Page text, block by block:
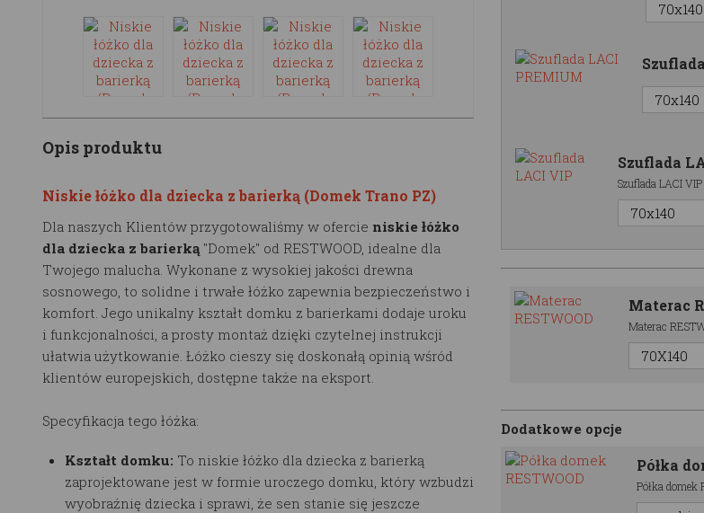
Opis produktu
Niskie łóżko dla dziecka z barierką (Domek Trano PZ)
Dla naszych Klientów przygotowaliśmy w ofercie niskie łóżko
dla dziecka z barierką "Domek" od RESTWOOD, idealne dla
Twojego malucha. Wykonane z wysokiej jakości drewna
sosnowego, to solidne i trwałe łóżko zapewnia bezpieczeństwo i
komfort. Jego unikalny kształt domku z barierkami dodaje uroku
i funkcjonalności, a prosty montaż dzięki czytelnej instrukcji
ułatwia użytkowanie. Łóżko cieszy się doskonałą opinią wśród
klientów europejskich, dostępne także na eksport​​.
Specyfikacja tego łóżka:
Kształt domku: To niskie łóżko dla dziecka z barierką
zaprojektowane jest w formie uroczego domku, który wzbudzi
wyobraźnię dziecka i sprawi, że sen stanie się jeszcze
Szuflada
Szuflada LACI VIP
Materac
Materac
Dodatkowe opcje
Półka
Półka domek